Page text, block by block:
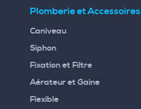
Plomberie et Accessoires
Caniveau
Siphon
Fixation et Filtre
Aérateur et Gaine
Flexible